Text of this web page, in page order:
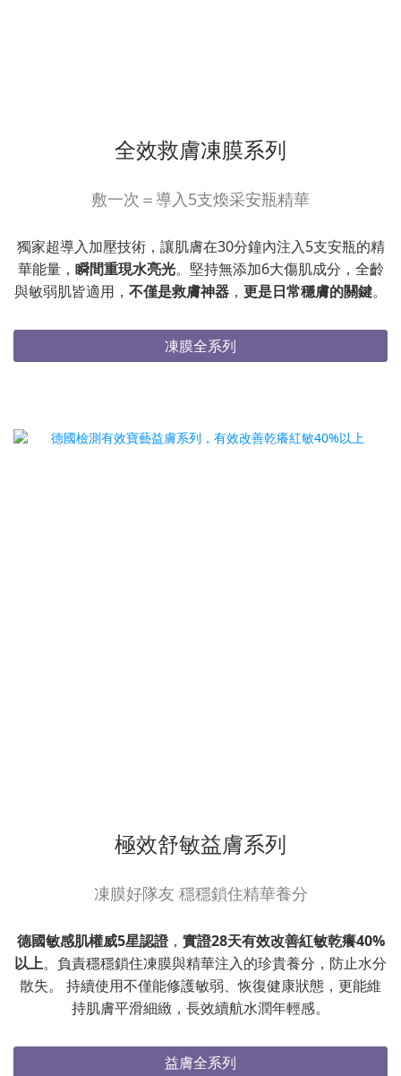
全效救膚凍膜系列
敷一次＝導入5支煥采安瓶精華
獨家超導入加壓技術，讓肌膚在30分鐘內注入5支安瓶的精
華能量， 瞬間重現水亮光。堅持無添加6大傷肌成分，全齡
與敏弱肌皆適用， 不僅是救膚神器 ， 更是日常穩膚的關鍵。
凍膜全系列
極效舒敏益膚系列
凍膜好隊友 穩穩鎖住精華養分
德國敏感肌權威5星認證， 實證28天有效改善紅敏乾癢40%
以上。負責穩穩鎖住凍膜與精華注入的珍貴養分，防止水分
散失。 持續使用不僅能修護敏弱、恢復健康狀態，更能維
持肌膚平滑細緻，長效續航水潤年輕感。
益膚全系列